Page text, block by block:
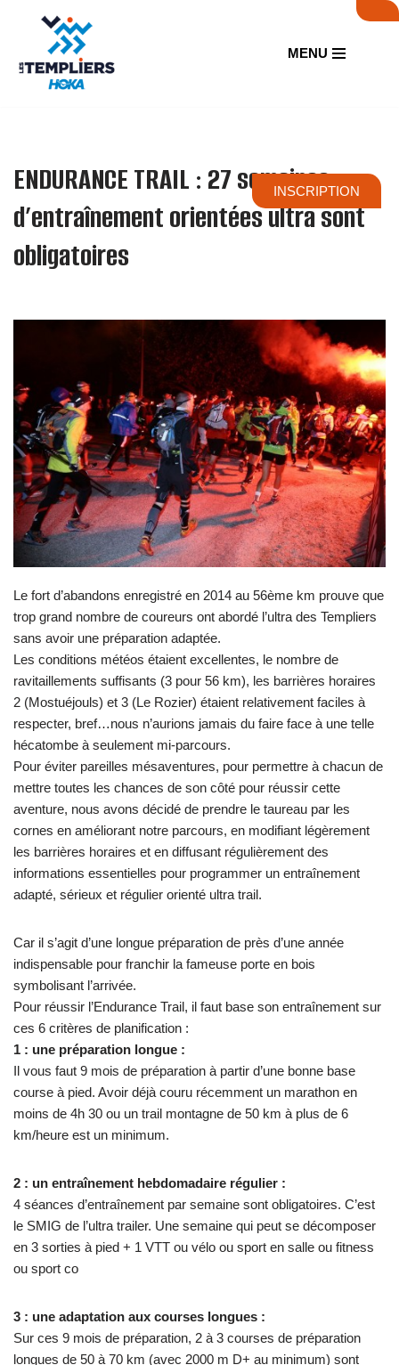
au
contenu
MENU
INSCRIPTION
ENDURANCE TRAIL : 27 semaines
d’entraînement orientées ultra sont
obligatoires
Le fort d’abandons enregistré en 2014 au 56ème km prouve que
trop grand nombre de coureurs ont abordé l’ultra des Templiers
sans avoir une préparation adaptée.
Les conditions météos étaient excellentes, le nombre de
ravitaillements suffisants (3 pour 56 km), les barrières horaires
2 (Mostuéjouls) et 3 (Le Rozier) étaient relativement faciles à
respecter, bref…nous n’aurions jamais du faire face à une telle
hécatombe à seulement mi-parcours.
Pour éviter pareilles mésaventures, pour permettre à chacun de
mettre toutes les chances de son côté pour réussir cette
aventure, nous avons décidé de prendre le taureau par les
cornes en améliorant notre parcours, en modifiant légèrement
les barrières horaires et en diffusant régulièrement des
informations essentielles pour programmer un entraînement
adapté, sérieux et régulier orienté ultra trail.
Car il s’agit d’une longue préparation de près d’une année
indispensable pour franchir la fameuse porte en bois
symbolisant l’arrivée.
Pour réussir l’Endurance Trail, il faut base son entraînement sur
ces 6 critères de planification :
1 : une préparation longue :
Il vous faut 9 mois de préparation à partir d’une bonne base
course à pied. Avoir déjà couru récemment un marathon en
moins de 4h 30 ou un trail montagne de 50 km à plus de 6
km/heure est un minimum.
2 : un entraînement hebdomadaire régulier :
4 séances d’entraînement par semaine sont obligatoires. C’est
le SMIG de l’ultra trailer. Une semaine qui peut se décomposer
en 3 sorties à pied + 1 VTT ou vélo ou sport en salle ou fitness
ou sport co
3 : une adaptation aux courses longues :
Sur ces 9 mois de préparation, 2 à 3 courses de préparation
longues de 50 à 70 km (avec 2000 m D+ au minimum) sont